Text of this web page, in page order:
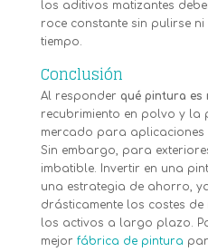
los aditivos matizantes
roce constante sin pulirse
tiempo.
Conclusión
Al responder qué pintura es
recubrimiento en polvo y la
mercado para aplicaciones
Sin embargo, para
imbatible. Invertir en una
una estrategia de ahorro,
drásticamente los costes
los activos a largo plazo.
mejor fábrica de pintura